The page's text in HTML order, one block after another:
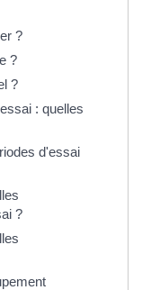
?
?
?
: quelles
d'essai
?